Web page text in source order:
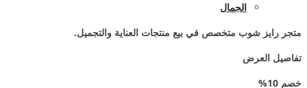
الجمال
متجر رايز شوب متخصص في بيع منتجات العناية والتجميل.
تفاصيل العرض
خصم 10%